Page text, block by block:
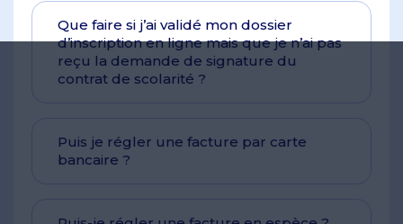
Que faire si j’ai validé mon dossier
d’inscription en ligne mais que je n’ai pas
reçu la demande de signature du
contrat de scolarité ?
Puis je régler une facture par carte
bancaire ?